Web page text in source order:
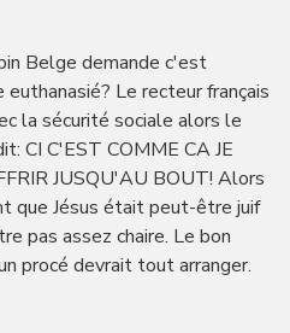
Belge demande c'est
Le recteur français
la sécurité sociale alors le
CI C'EST COMME CA JE
JUSQU'AU BOUT! Alors
que Jésus était peut-être juif
pas assez chaire. Le bon
procé devrait tout arranger.